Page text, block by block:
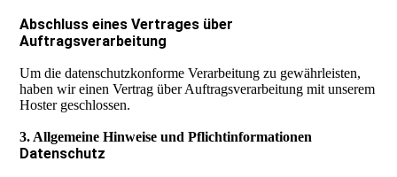
Abschluss eines Vertrages über
Auftragsverarbeitung
Um die datenschutzkonforme Verarbeitung zu gewährleisten,
haben wir einen Vertrag über Auftragsverarbeitung mit unserem
Hoster geschlossen.
3. Allgemeine Hinweise und Pflichtinformationen
Datenschutz